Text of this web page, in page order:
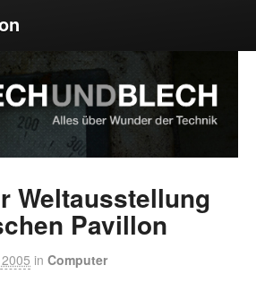
Weltausstellung
Pavillon
in Computer